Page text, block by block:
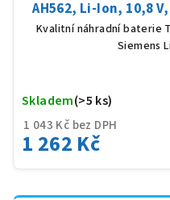
AH562, Li-Ion, 10,8
Kvalitní náhradní baterie
Siemens
1 043 Kč bez DPH
1 262 Kč
Skladem(>5 ks)